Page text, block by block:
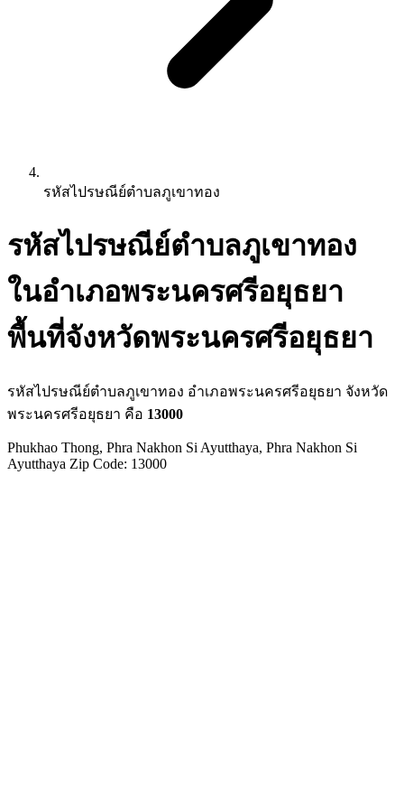
รหัสไปรษณีย์ตำบลภูเขาทอง
รหัสไปรษณีย์ตำบลภูเขาทอง
ในอำเภอพระนครศรีอยุธยา
พื้นที่จังหวัดพระนครศรีอยุธยา
รหัสไปรษณีย์ตำบลภูเขาทอง อำเภอพระนครศรีอยุธยา จังหวัด
พระนครศรีอยุธยา คือ 13000
Phukhao Thong, Phra Nakhon Si Ayutthaya, Phra Nakhon Si
Ayutthaya Zip Code: 13000